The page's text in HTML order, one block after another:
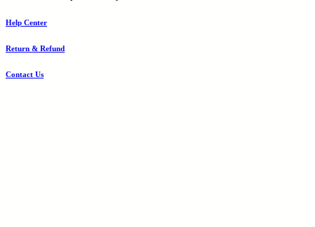
Help Center
Return & Refund
Contact Us